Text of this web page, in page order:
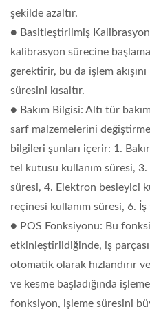
şekilde azaltır.
● Basitleştirilmiş
kalibrasyon sürecine
gerektirir, bu da işlem
süresini kısaltır.
● Bakım Bilgisi: Altı tür
sarf malzemelerini
bilgileri şunları içerir: 1.
tel kutusu kullanım süresi,
süresi, 4. Elektron besleyici
reçinesi kullanım süresi, 6. İş
● POS Fonksiyonu: Bu
etkinleştirildiğinde, iş
otomatik olarak hızlandırır
ve kesme başladığında
fonksiyon, işleme süresini